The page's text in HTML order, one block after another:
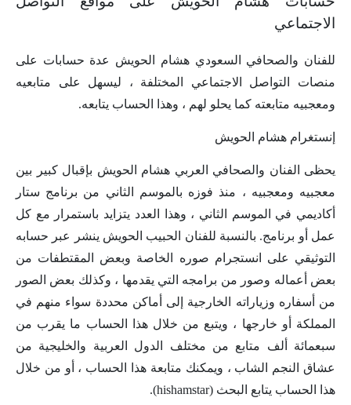
الاجتماعي
للفنان والصحافي السعودي هشام الحويش عدة حسابات على
منصات التواصل الاجتماعي المختلفة ، ليسهل على متابعيه
ومعجبيه متابعته كما يحلو لهم ، وهذا الحساب يتابعه.
إنستغرام هشام الحويش
يحظى الفنان والصحافي العربي هشام الحويش بإقبال كبير بين
معجبيه ومعجبيه ، منذ فوزه بالموسم الثاني من برنامج ستار
أكاديمي في الموسم الثاني ، وهذا العدد يتزايد باستمرار مع كل
عمل أو برنامج. بالنسبة للفنان الحبيب الحويش ينشر عبر حسابه
التوثيقي على انستجرام صوره الخاصة وبعض المقتطفات من
بعض أعماله وصور من برامجه التي يقدمها ، وكذلك بعض الصور
من أسفاره وزياراته الخارجية إلى أماكن محددة سواء منهم في
المملكة أو خارجها ، ويتبع من خلال هذا الحساب ما يقرب من
سبعمائة ألف متابع من مختلف الدول العربية والخليجية من
عشاق النجم الشاب ، ويمكنك متابعة هذا الحساب ، أو من خلال
هذا الحساب يتابع البحث (hishamstar).